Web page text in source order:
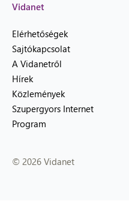
Vidanet
Elérhetőségek
Sajtókapcsolat
A Vidanetről
Hírek
Közlemények
Szupergyors Internet
Program
© 2026 Vidanet